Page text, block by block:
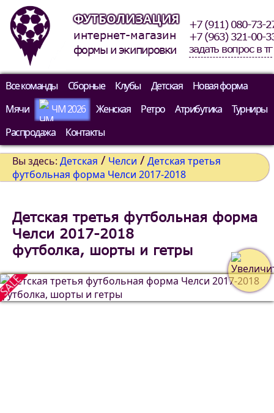
ФУТБОЛИЗАЦИЯ
интернет-магазин
формы и экипировки
+7 (911) 080-73-
+7 (963) 321-00-
задать вопрос в тг
Все команды Сборные Клубы Детская
Новая форма
Мячи
ЧМ 2026 Женская Ретро Атрибутика
Турниры
Распродажа
Контакты
Вы здесь: Детская / Челси / Детская третья
футбольная форма Челси 2017-2018
Детская третья футбольная форма
Челси 2017-2018
футболка, шорты и гетры